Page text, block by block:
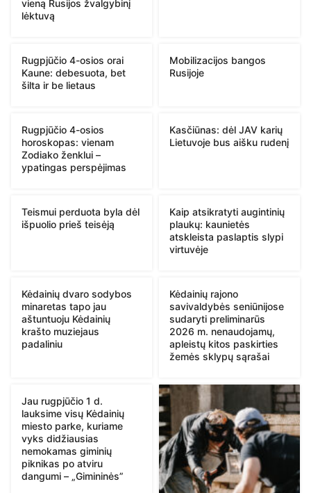
vieną Rusijos žvalgybinį
lėktuvą
Rugpjūčio 4-osios orai
Kaune: debesuota, bet
šilta ir be lietaus
Mobilizacijos bangos
Rusijoje
Rugpjūčio 4-osios
horoskopas: vienam
Zodiako ženklui –
ypatingas perspėjimas
Kasčiūnas: dėl JAV karių
Lietuvoje bus aišku rudenį
Teismui perduota byla dėl
išpuolio prieš teisėją
Kaip atsikratyti augintinių
plaukų: kaunietės
atskleista paslaptis slypi
virtuvėje
Kėdainių dvaro sodybos
minaretas tapo jau
aštuntuoju Kėdainių
krašto muziejaus
padaliniu
Kėdainių rajono
savivaldybės seniūnijose
sudaryti preliminarūs
2026 m. nenaudojamų,
apleistų kitos paskirties
žemės sklypų sąrašai
Jau rugpjūčio 1 d.
lauksime visų Kėdainių
miesto parke, kuriame
vyks didžiausias
nemokamas giminių
piknikas po atviru
dangumi – „Gimininės”